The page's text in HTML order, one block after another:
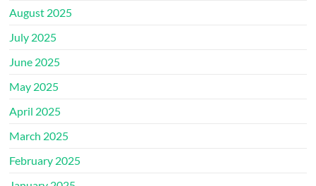
August 2025
July 2025
June 2025
May 2025
April 2025
March 2025
February 2025